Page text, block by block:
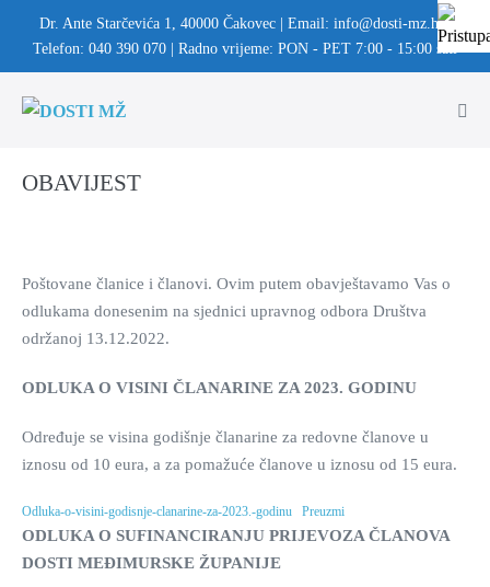
Dr. Ante Starčevića 1, 40000 Čakovec | Email: info@dosti-mz.hr |
Telefon: 040 390 070 | Radno vrijeme: PON - PET 7:00 - 15:00 sati
OBAVIJEST
Poštovane članice i članovi. Ovim putem obavještavamo Vas o
odlukama donesenim na sjednici upravnog odbora Društva
održanoj 13.12.2022.
ODLUKA O VISINI ČLANARINE ZA 2023. GODINU
Određuje se visina godišnje članarine za redovne članove u
iznosu od 10 eura, a za pomažuće članove u iznosu od 15 eura.
Odluka-o-visini-godisnje-clanarine-za-2023.-godinu Preuzmi
ODLUKA O SUFINANCIRANJU PRIJEVOZA ČLANOVA
DOSTI MEĐIMURSKE ŽUPANIJE